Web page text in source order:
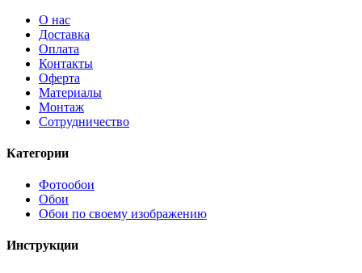
О нас
Доставка
Оплата
Контакты
Оферта
Материалы
Монтаж
Сотрудничество
Категории
Фотообои
Обои
Обои по своему изображению
Инструкции